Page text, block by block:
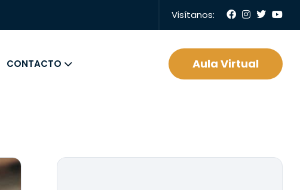
Visítanos:
CONTACTO Aula Virtual